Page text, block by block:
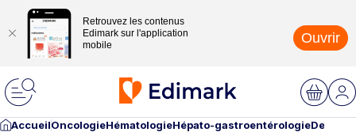
Retrouvez les contenus
Edimark sur l'application
mobile
Ouvrir
AccueilOncologieHématologieHépato-gastroentérologie